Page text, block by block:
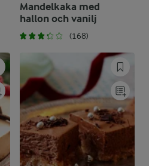
Mandelkaka med
hallon och vanilj
(168)